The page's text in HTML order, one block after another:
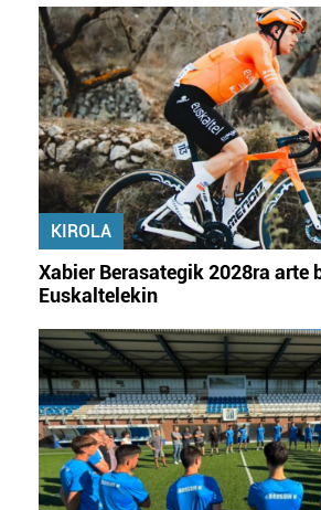
fitxategiak erabiltzen ditu. Zure
zerbitzuak hobetzeko asmoz, cookie
baliatzen gara. Ohar hau onartuz
erabiltzeko baimen esplizitua ematen
irakurri
KIROLA
Xabier Berasategik 2028ra arte
Euskaltelekin